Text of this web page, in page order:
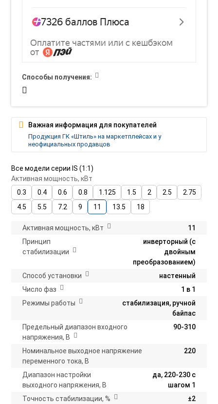
Все модели серии IS (1:1)
Активная мощность, кВт
0.3
0.4 0.6 0.8 1.125 1.5 2 2.5
2.75
4.5
5.5 7.2 9 11 13.5 18
Активная мощность, кВт
11
Принцип
стабилизации
инверторный (с
двойным
преобразованием)
Способ установки
настенный
Число фаз
1 в 1
Режимы работы
стабилизация, ручной
байпас
Предельный диапазон входного
напряжения, В
90-310
Номинальное выходное напряжение
переменного тока, В
220
Диапазон настройки
выходного напряжения, В
да, 220-230 с
шагом 1
Точность стабилизации, %
±2
Способы получения:
Важная информация для покупателей
Продукция ГК «Штиль» на маркетплейсах и у
неофициальных продавцов